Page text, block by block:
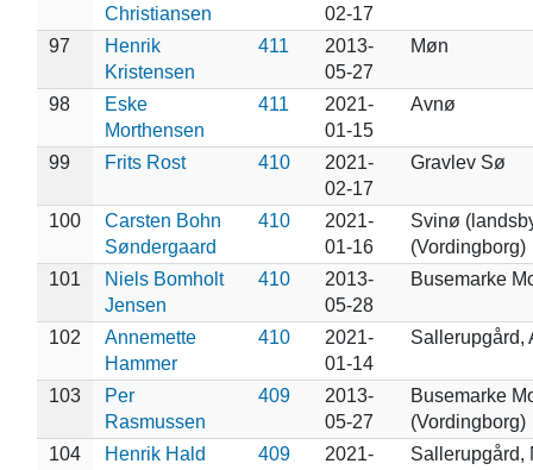
Christiansen
02-17
97
Henrik
Kristensen
411
2013-
05-27
Møn
98
Eske
Morthensen
411
2021-
01-15
Avnø
99 Frits Rost 410
2021-
02-17
Gravlev Sø
100
Carsten Bohn
Søndergaard
410
2021-
01-16
Svinø
(Vordingborg)
101
Niels Bomholt
Jensen
410
2013-
05-28
Busemarke
102
Annemette
Hammer
410
2021-
01-14
Sallerupgård,
103
Per
Rasmussen
409
2013-
05-27
Busemarke
(Vordingborg)
104
Henrik Hald
409
2021-
Sallerupgård,